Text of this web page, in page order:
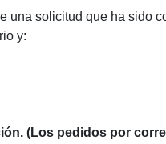
una solicitud que ha sido
y:
(Los pedidos por